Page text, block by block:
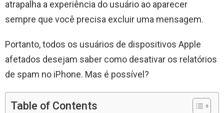
atrapalha a experiência do usuário ao aparecer
sempre que você precisa excluir uma mensagem.
Portanto, todos os usuários de dispositivos Apple
afetados desejam saber como desativar os relatórios
de spam no iPhone. Mas é possível?
Table of Contents